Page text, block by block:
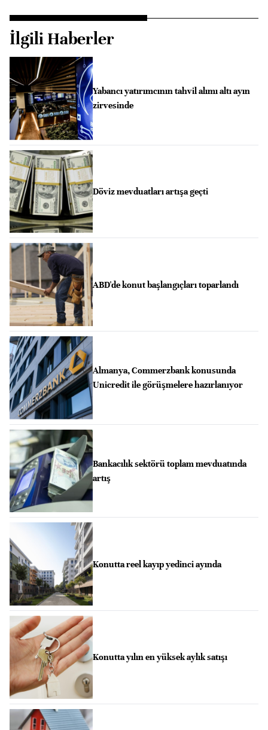
İlgili Haberler
Yabancı yatırımcının tahvil alımı altı ayın
zirvesinde
Döviz mevduatları artışa geçti
ABD'de konut başlangıçları toparlandı
Almanya, Commerzbank konusunda
Unicredit ile görüşmelere hazırlanıyor
Bankacılık sektörü toplam mevduatında
artış
Konutta reel kayıp yedinci ayında
Konutta yılın en yüksek aylık satışı